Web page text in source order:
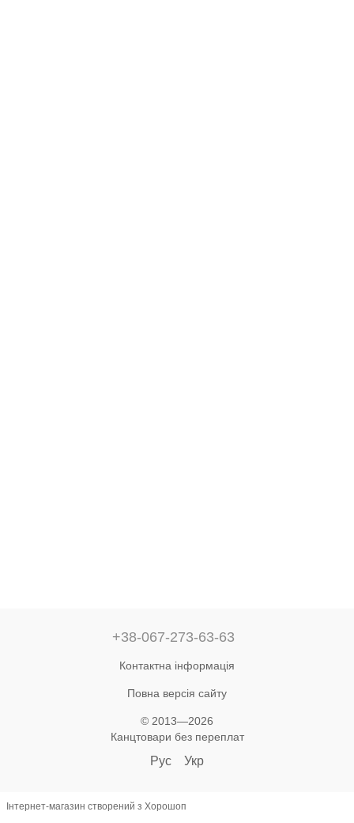
+38-067-273-63-63
Контактна інформація
Повна версія сайту
© 2013—2026
Канцтовари без переплат
Рус Укр
Інтернет-магазин створений з Хорошоп